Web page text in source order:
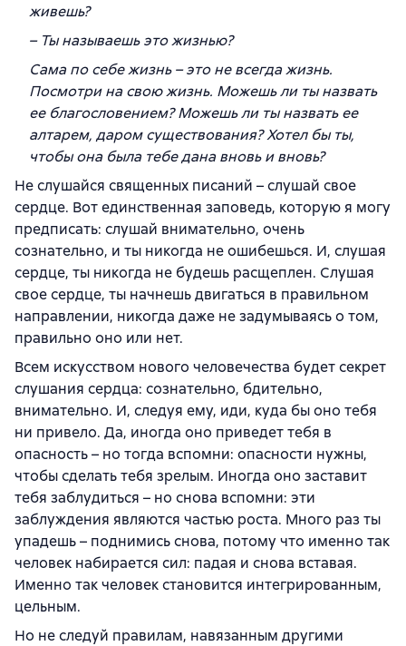
живешь?
– Ты называешь это жизнью?
Сама по себе жизнь – это не всегда жизнь.
Посмотри на свою жизнь. Можешь ли ты назвать
ее благословением? Можешь ли ты назвать ее
алтарем, даром существования? Хотел бы ты,
чтобы она была тебе дана вновь и вновь?
Не слушайся священных писаний – слушай свое
сердце. Вот единственная заповедь, которую я могу
предписать: слушай внимательно, очень
сознательно, и ты никогда не ошибешься. И, слушая
сердце, ты никогда не будешь расщеплен. Слушая
свое сердце, ты начнешь двигаться в правильном
направлении, никогда даже не задумываясь о том,
правильно оно или нет.
Всем искусством нового человечества будет секрет
слушания сердца: сознательно, бдительно,
внимательно. И, следуя ему, иди, куда бы оно тебя
ни привело. Да, иногда оно приведет тебя в
опасность – но тогда вспомни: опасности нужны,
чтобы сделать тебя зрелым. Иногда оно заставит
тебя заблудиться – но снова вспомни: эти
заблуждения являются частью роста. Много раз ты
упадешь – поднимись снова, потому что именно так
человек набирается сил: падая и снова вставая.
Именно так человек становится интегрированным,
цельным.
Но не следуй правилам, навязанным другими